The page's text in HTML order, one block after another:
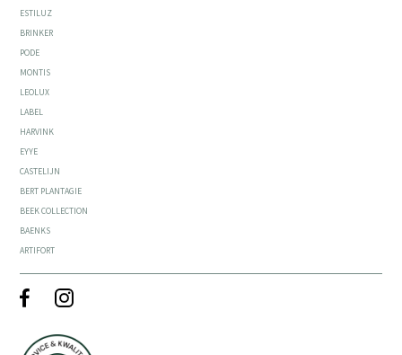
ESTILUZ
BRINKER
PODE
MONTIS
LEOLUX
LABEL
HARVINK
EYYE
CASTELIJN
BERT PLANTAGIE
BEEK COLLECTION
BAENKS
ARTIFORT